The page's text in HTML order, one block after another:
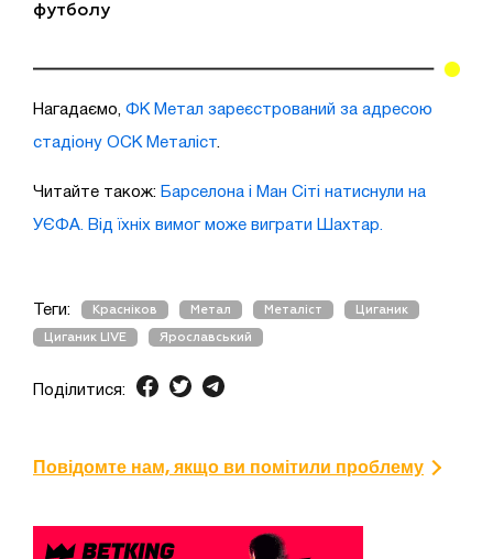
футболу
Нагадаємо, ФК Метал зареєстрований за адресою
стадіону ОСК Металіст
Читайте також: Барселона і Ман Сіті натиснули на
УЄФА. Від їхніх вимог може виграти Шахтар.
Теги: Красніков Метал Металіст Циганик
Циганик LIVE Ярославський
Поділитися:
Повідомте нам, якщо ви помітили проблему